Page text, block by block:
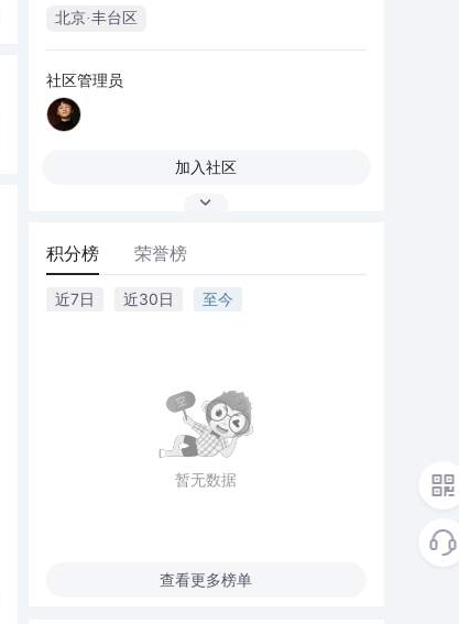
北京·丰台区
社区管理员
加入社区
积分榜 荣誉榜
近7日 近30日 至今
暂无数据
查看更多榜单